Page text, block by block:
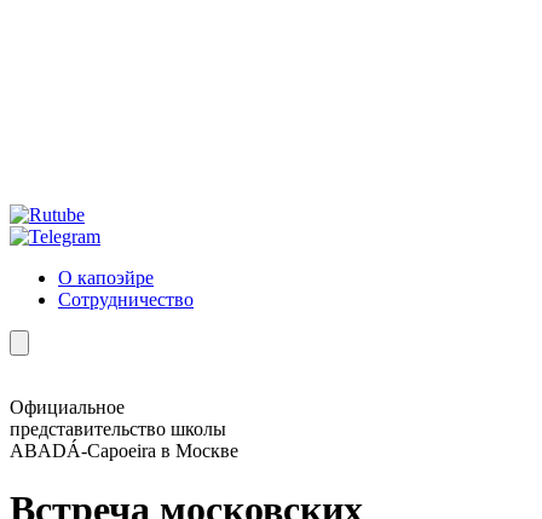
О капоэйре
Сотрудничество
Официальное
представительство школы
ABADÁ-Capoeira в Москве
Встреча московских